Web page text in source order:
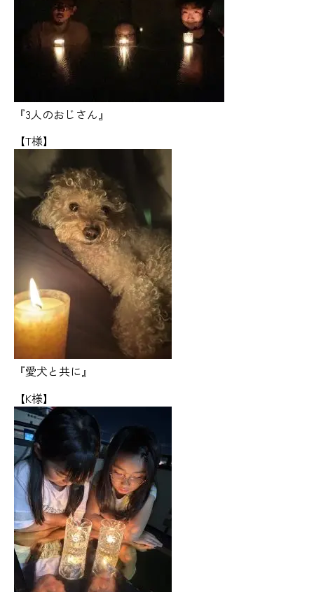
『3人のおじさん』
【T様】
『愛犬と共に』
【K様】